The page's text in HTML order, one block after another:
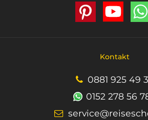
Kontakt
0881 925 49
0152 278 56